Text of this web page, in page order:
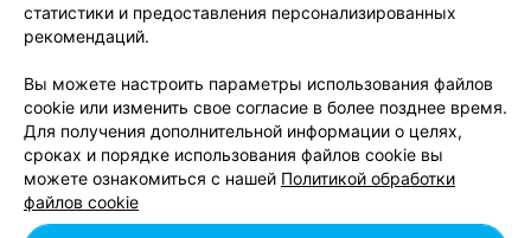
Пользовательское соглашение
Связаться по вопросам сотрудничества
Написать руководителю relax.by
Персональные настройки cookie
Обработка персональных данных
статистики и предоставления персонализированных
рекомендаций.
Вы можете настроить параметры использования файлов
cookie или изменить свое согласие в более позднее время.
Для получения дополнительной информации о целях,
сроках и порядке использования файлов cookie вы
можете ознакомиться с нашей Политикой обработки
файлов cookie